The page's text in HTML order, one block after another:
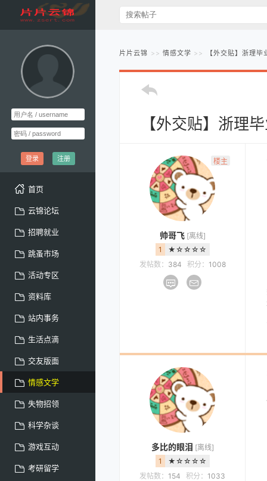
登录 注册
首页
云锦论坛
招聘就业
跳蚤市场
活动专区
资料库
站内事务
生活点滴
交友版面
情感文学
失物招领
科学杂谈
游戏互动
考研留学
片片云锦 情感文学 【外交贴】浙理
【外交贴】浙理
楼主
帅哥飞 [离线]
1
★☆☆☆☆
发帖数： 384 积分： 1008
多比的眼泪 [离线]
1
★☆☆☆☆
发帖数： 154 积分： 1033